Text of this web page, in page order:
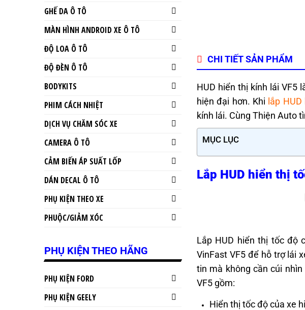
CHI TIẾT SẢN PHẨM
HUD hiển thị kính lái VF5
hiện đại hơn. Khi lắp
kính lái. Cùng Thiện Auto
MỤC LỤC
Lắp HUD hiển thị
Lắp HUD hiển thị tốc độ
VinFast VF5 để hỗ trợ lái
tin mà không cần cúi
VF5 gồm:
Hiển thị tốc độ của xe
GHẾ DA Ô TÔ
MÀN HÌNH ANDROID XE Ô TÔ
ĐỘ LOA Ô TÔ
ĐỘ ĐÈN Ô TÔ
BODYKITS
PHIM CÁCH NHIỆT
DỊCH VỤ CHĂM SÓC XE
CAMERA Ô TÔ
CẢM BIẾN ÁP SUẤT LỐP
DÁN DECAL Ô TÔ
PHỤ KIỆN THEO XE
PHUỘC/GIẢM XÓC
PHỤ KIỆN THEO HÃNG
PHỤ KIỆN FORD
PHỤ KIỆN GEELY